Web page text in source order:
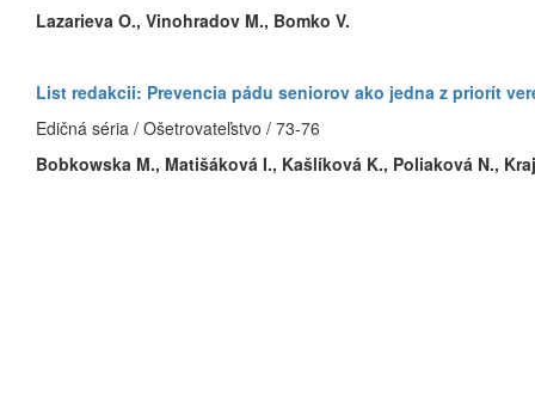
Lazarieva O., Vinohradov M., Bomko V.
List redakcii: Prevencia pádu seniorov ako jedna z priorít
Edičná séria / Ošetrovateľstvo / 73-76
Bobkowska M., Matišáková I., Kašlíková K., Poliaková N.,